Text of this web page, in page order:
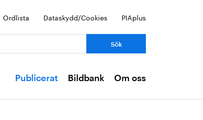
Ordlista Dataskydd/Cookies PIAplus
Publicerat Bildbank Om oss